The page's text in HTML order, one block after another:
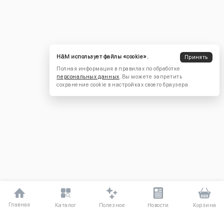
Главная Каталог Полезное Новости Корзина
H&M использует файлы «cookie».
Принять
Полная информация в правилах по обработке
персональных данных. Вы можете запретить
сохранение cookie в настройках своего браузера